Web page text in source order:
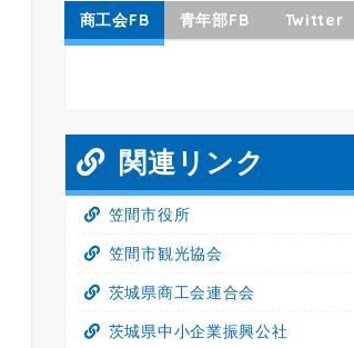
商工会FB 青年部FB Twitter
関連リンク
笠間市役所
笠間市観光協会
茨城県商工会連合会
茨城県中小企業振興公社